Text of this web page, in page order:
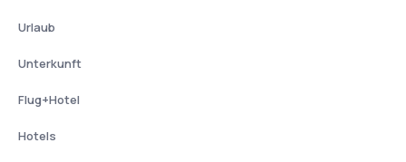
Urlaub
Unterkunft
Flug+Hotel
Hotels